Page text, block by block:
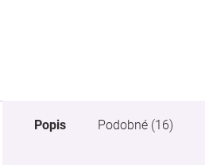
Popis Podobné (16)